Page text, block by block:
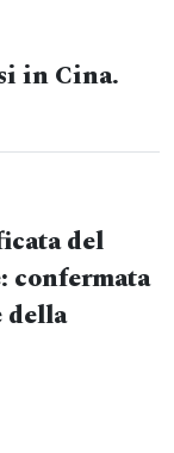
in Cina.
del
confermata
della